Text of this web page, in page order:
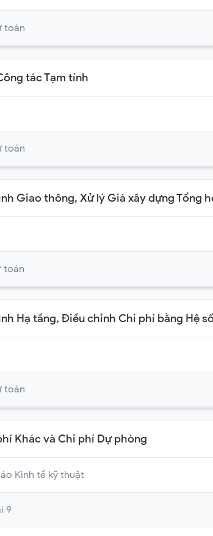
toán
tác Tạm tính
toán
Giao thông, Xử lý Giá xây dựng Tổng
toán
Hạ tầng, Điều chỉnh Chi phí bằng Hệ
toán
Khác và Chi phí Dự phòng
Kinh tế kỹ thuật
9